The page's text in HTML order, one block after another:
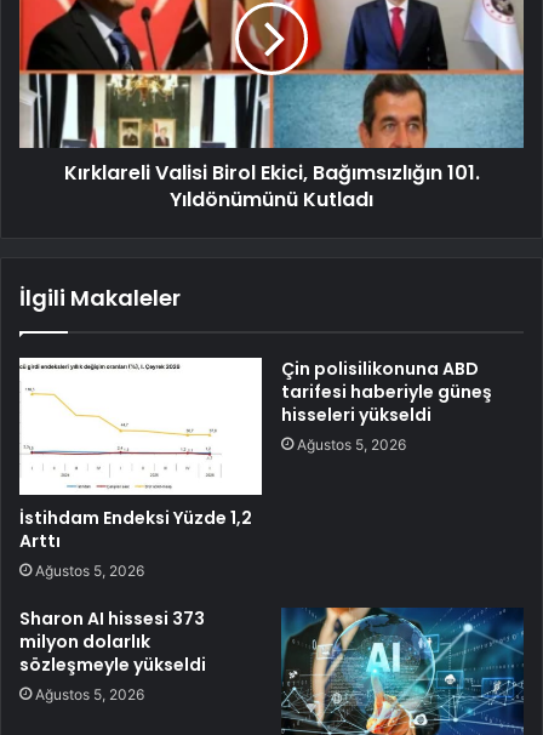
Kırklareli Valisi Birol Ekici, Bağımsızlığın 101.
Yıldönümünü Kutladı
İlgili Makaleler
İstihdam Endeksi Yüzde 1,2
Arttı
Ağustos 5, 2026
Çin polisilikonuna ABD
tarifesi haberiyle güneş
hisseleri yükseldi
Ağustos 5, 2026
Sharon AI hissesi 373
milyon dolarlık
sözleşmeyle yükseldi
Ağustos 5, 2026